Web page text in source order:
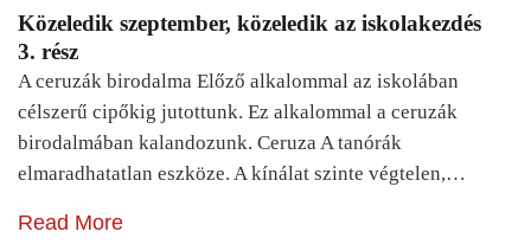
Közeledik szeptember, közeledik az iskolakezdés
3. rész
A ceruzák birodalma Előző alkalommal az iskolában
célszerű cipőkig jutottunk. Ez alkalommal a ceruzák
birodalmában kalandozunk. Ceruza A tanórák
elmaradhatatlan eszköze. A kínálat szinte végtelen,…
Read More